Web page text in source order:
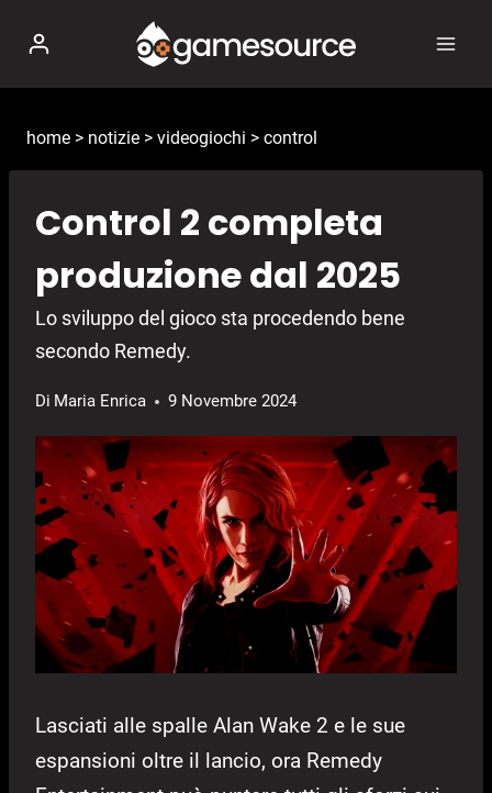
contenuto
home > notizie > videogiochi > control
Control 2 completa
produzione dal 2025
Lo sviluppo del gioco sta procedendo bene
secondo Remedy.
Di Maria Enrica 9 Novembre 2024
Lasciati alle spalle Alan Wake 2 e le sue
espansioni oltre il lancio, ora Remedy